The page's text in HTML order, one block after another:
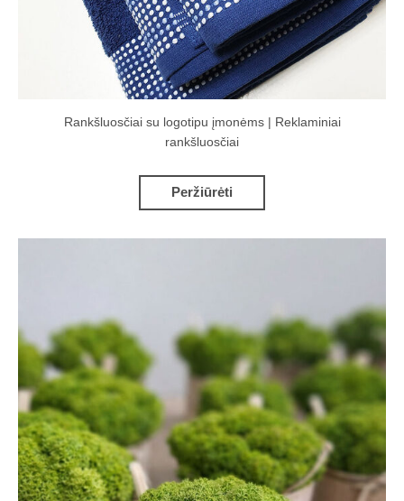
Rankšluosčiai su logotipu įmonėms | Reklaminiai
rankšluosčiai
Peržiūrėti